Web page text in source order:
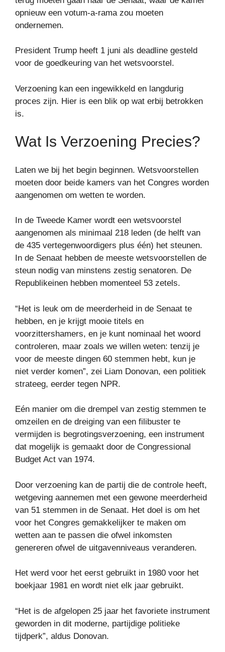
opnieuw een votum-a-rama zou moeten
ondernemen.
President Trump heeft 1 juni als deadline gesteld
voor de goedkeuring van het wetsvoorstel.
Verzoening kan een ingewikkeld en langdurig
proces zijn. Hier is een blik op wat erbij betrokken
is.
Wat Is Verzoening Precies?
Laten we bij het begin beginnen. Wetsvoorstellen
moeten door beide kamers van het Congres worden
aangenomen om wetten te worden.
In de Tweede Kamer wordt een wetsvoorstel
aangenomen als minimaal 218 leden (de helft van
de 435 vertegenwoordigers plus één) het steunen.
In de Senaat hebben de meeste wetsvoorstellen de
steun nodig van minstens zestig senatoren. De
Republikeinen hebben momenteel 53 zetels.
“Het is leuk om de meerderheid in de Senaat te
hebben, en je krijgt mooie titels en
voorzittershamers, en je kunt nominaal het woord
controleren, maar zoals we willen weten: tenzij je
voor de meeste dingen 60 stemmen hebt, kun je
niet verder komen”, zei Liam Donovan, een politiek
strateeg, eerder tegen NPR.
Eén manier om die drempel van zestig stemmen te
omzeilen en de dreiging van een filibuster te
vermijden is begrotingsverzoening, een instrument
dat mogelijk is gemaakt door de Congressional
Budget Act van 1974.
Door verzoening kan de partij die de controle heeft,
wetgeving aannemen met een gewone meerderheid
van 51 stemmen in de Senaat. Het doel is om het
voor het Congres gemakkelijker te maken om
wetten aan te passen die ofwel inkomsten
genereren ofwel de uitgavenniveaus veranderen.
Het werd voor het eerst gebruikt in 1980 voor het
boekjaar 1981 en wordt niet elk jaar gebruikt.
“Het is de afgelopen 25 jaar het favoriete instrument
geworden in dit moderne, partijdige politieke
tijdperk”, aldus Donovan.